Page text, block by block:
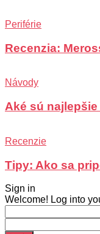
Periférie
Recenzia:
Návody
Aké sú
Recenzie
Tipy: Ako sa
Sign in
Welcome! Log into